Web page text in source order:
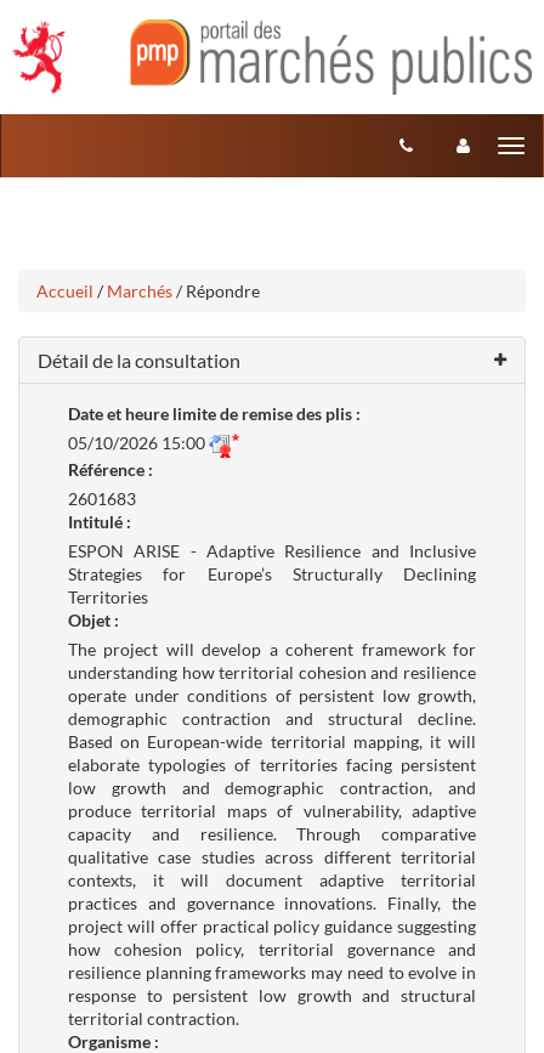
contenu
Accueil / Marchés/ Répondre
Détail de la consultation
Date et heure limite de remise des plis :
05/10/2026 15:00
Référence :
2601683
Intitulé :
ESPON ARISE - Adaptive Resilience and Inclusive
Strategies for Europe’s Structurally Declining
Territories
Objet :
The project will develop a coherent framework for
understanding how territorial cohesion and resilience
operate under conditions of persistent low growth,
demographic contraction and structural decline.
Based on European-wide territorial mapping, it will
elaborate typologies of territories facing persistent
low growth and demographic contraction, and
produce territorial maps of vulnerability, adaptive
capacity and resilience. Through comparative
qualitative case studies across different territorial
contexts, it will document adaptive territorial
practices and governance innovations. Finally, the
project will offer practical policy guidance suggesting
how cohesion policy, territorial governance and
resilience planning frameworks may need to evolve in
response to persistent low growth and structural
territorial contraction.
Organisme :